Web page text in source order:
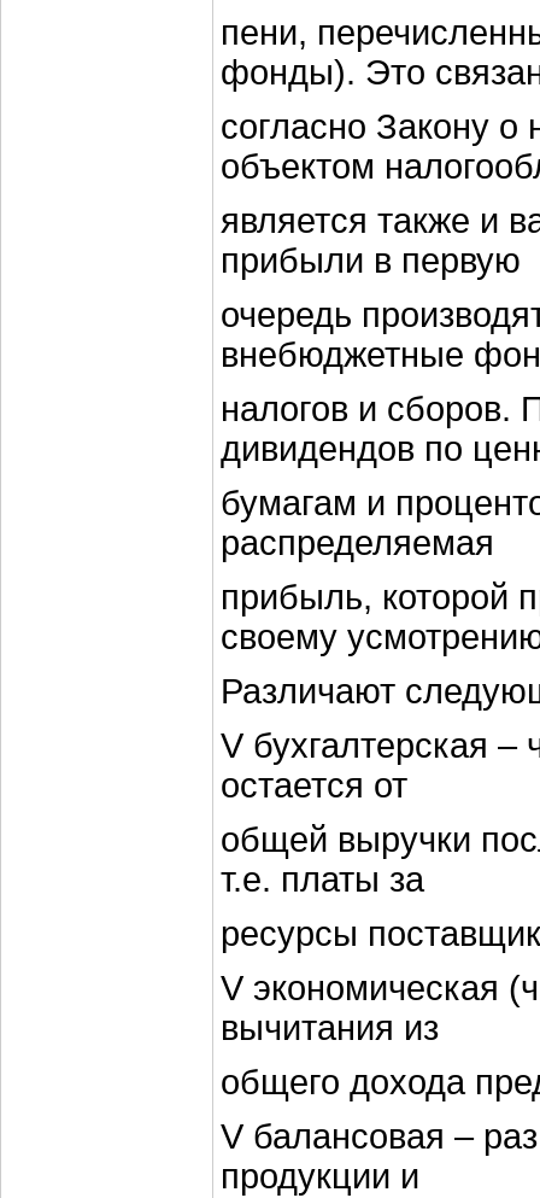
пени,
фонды). Это
согласно Закону о
объектом
является также и
прибыли в первую
очередь
внебюджетные
налогов и сборов.
дивидендов по
бумагам и
распределяемая
прибыль, которой
своему
Различают
V бухгалтерская –
остается от
общей выручки
т.е. платы за
ресурсы
V экономическая
вычитания из
общего дохода
V балансовая –
продукции и